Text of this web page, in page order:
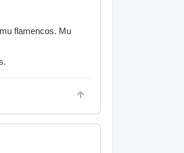
flamencos. Mu